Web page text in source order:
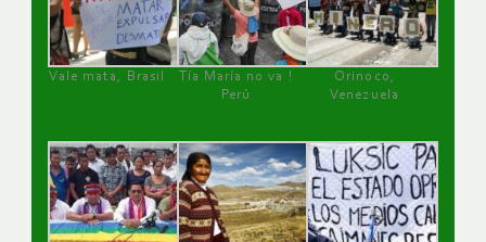
Vale mata, Brasil
Tía María no va !
Perú
Orinoco,
Venezuela